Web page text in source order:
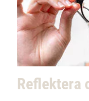
Reflektera